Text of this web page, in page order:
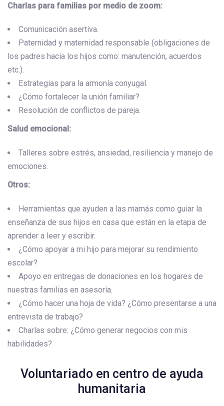
Charlas para familias por medio de zoom:
Comunicación asertiva.
Paternidad y maternidad responsable (obligaciones de
los padres hacia los hijos como: manutención, acuerdos
etc.).
Estrategias para la armonía conyugal.
¿Cómo fortalecer la unión familiar?
Resolución de conflictos de pareja.
Salud emocional:
Talleres sobre estrés, ansiedad, resiliencia y manejo de
emociones.
Otros:
Herramientas que ayuden a las mamás como guiar la
enseñanza de sus hijos en casa que están en la etapa de
aprender a leer y escribir.
¿Cómo apoyar a mi hijo para mejorar su rendimiento
escolar?
Apoyo en entregas de donaciones en los hogares de
nuestras familias en asesoría.
¿Cómo hacer una hoja de vida? ¿Cómo presentarse a una
entrevista de trabajo?
Charlas sobre: ¿Cómo generar negocios con mis
habilidades?
Voluntariado en centro de ayuda
humanitaria